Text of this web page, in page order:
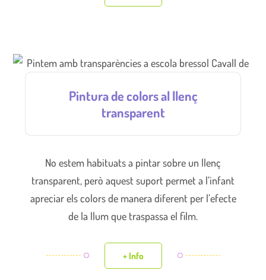
Pintura de colors al llenç
transparent
No estem habituats a pintar sobre un llenç
transparent, però aquest suport permet a l’infant
apreciar els colors de manera diferent per l’efecte
de la llum que traspassa el film.
+ Info